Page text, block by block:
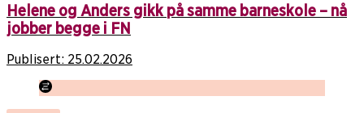
Helene og Anders gikk på samme barneskole – nå
jobber begge i FN
Publisert: 25.02.2026